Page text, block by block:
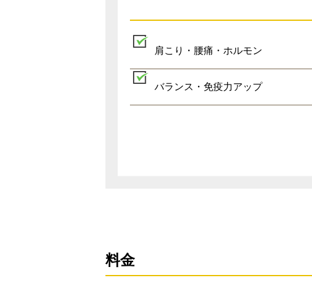
肩こり・腰痛・ホルモン
バランス・免疫力アップ
料金